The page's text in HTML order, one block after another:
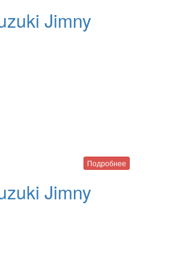
Jimny
Подробнее
Jimny